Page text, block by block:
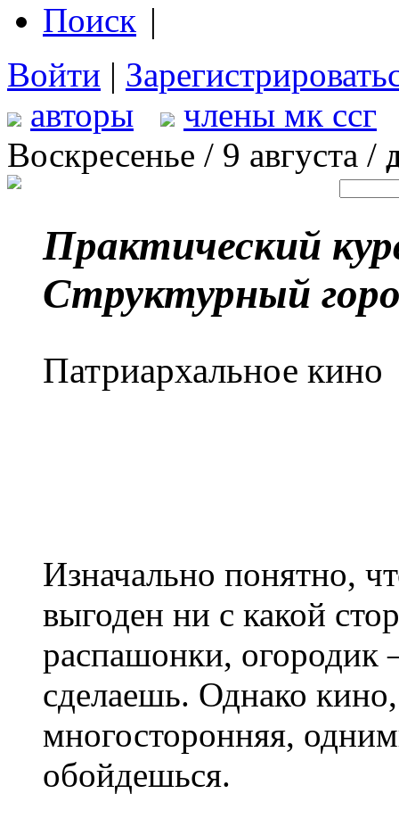
Поиск |
Войти |
авторы
члены мк ссг
Воскресенье / 9 августа /
Практический
Структурный
Патриархальное кино
Изначально понятно,
выгоден ни с какой
распашонки, огородик
сделаешь. Однако
многосторонняя,
обойдешься.